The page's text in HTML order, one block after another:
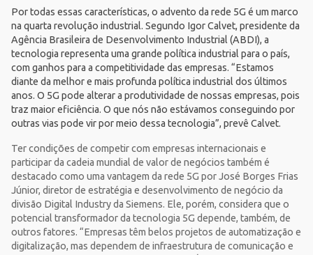
Por todas essas características, o advento da rede 5G é um marco
na quarta revolução industrial. Segundo Igor Calvet, presidente da
Agência Brasileira de Desenvolvimento Industrial (ABDI), a
tecnologia representa uma grande política industrial para o país,
com ganhos para a competitividade das empresas. “Estamos
diante da melhor e mais profunda política industrial dos últimos
anos. O 5G pode alterar a produtividade de nossas empresas, pois
traz maior eficiência. O que nós não estávamos conseguindo por
outras vias pode vir por meio dessa tecnologia”, prevê Calvet.
Ter condições de competir com empresas internacionais e
participar da cadeia mundial de valor de negócios também é
destacado como uma vantagem da rede 5G por José Borges Frias
Júnior, diretor de estratégia e desenvolvimento de negócio da
divisão Digital Industry da Siemens. Ele, porém, considera que o
potencial transformador da tecnologia 5G depende, também, de
outros fatores. “Empresas têm belos projetos de automatização e
digitalização, mas dependem de infraestrutura de comunicação e